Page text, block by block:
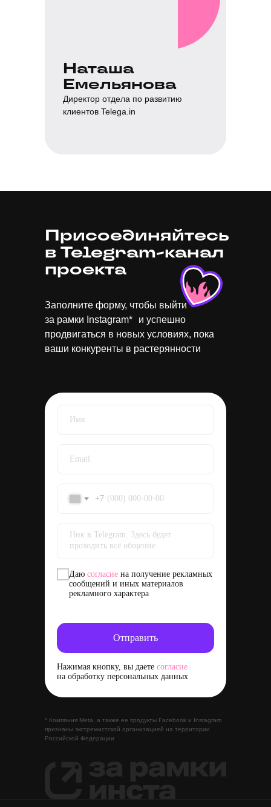
Наташа
Емельянова
Директор отдела по развитию
клиентов Telega.in
* Компания Meta, а также ее продукты Facebook и Instagram
признаны экстремистской организацией на территории
Российской Федерации
Заполните форму, чтобы выйти
за рамки Instagram* и успешно
продвигаться в новых условиях, пока
ваши конкуренты в растерянности
Присоединяйтесь
в Telegram-канал
проекта
+7
Даю согласие на получение рекламных
сообщений и иных материалов
рекламного характера
Отправить
Нажимая кнопку, вы даете согласие
на обработку персональных данных